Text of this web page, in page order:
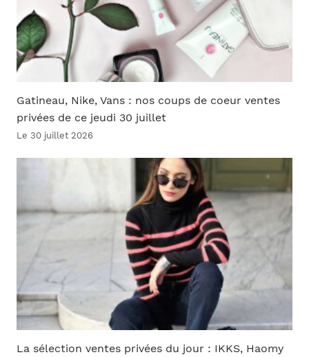
Gatineau, Nike, Vans : nos coups de coeur ventes
privées de ce jeudi 30 juillet
Le 30 juillet 2026
La sélection ventes privées du jour : IKKS, Haomy